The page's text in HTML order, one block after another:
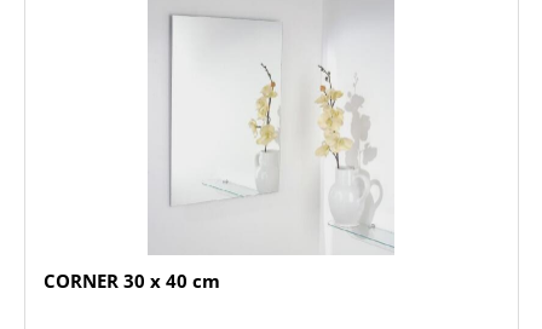
CORNER 30 x 40 cm